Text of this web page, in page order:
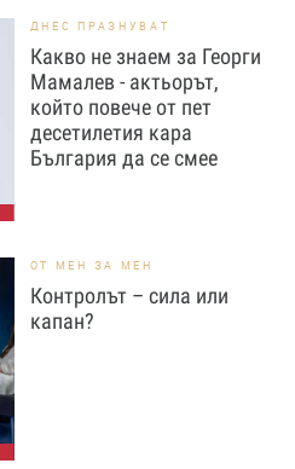
ДНЕС ПРАЗНУВАТ
Какво не знаем за Георги
Мамалев - актьорът,
който повече от пет
десетилетия кара
България да се смее
ОТ МЕН ЗА МЕН
Контролът – сила или
капан?